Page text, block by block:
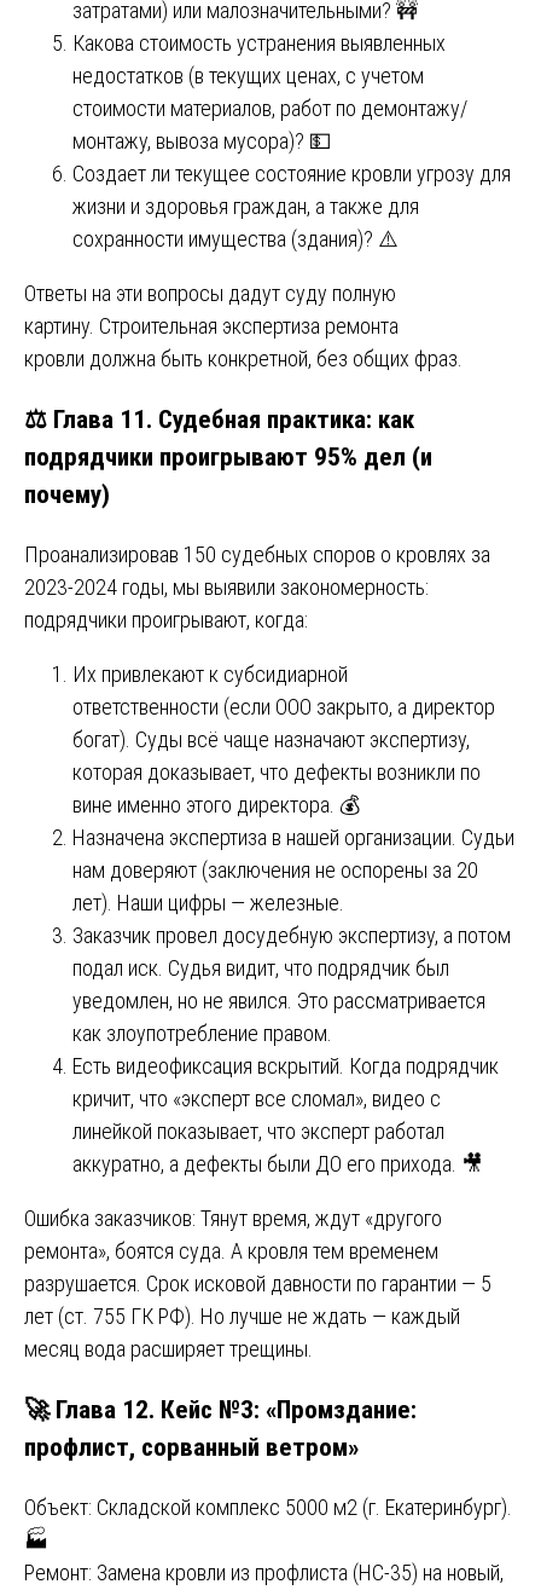
затратами) или малозначительными? 🚧
Какова стоимость устранения выявленных
недостатков (в текущих ценах, с учетом
стоимости материалов, работ по демонтажу/
монтажу, вывоза мусора)? 💵
Создает ли текущее состояние кровли угрозу для
жизни и здоровья граждан, а также для
сохранности имущества (здания)? ⚠️
Ответы на эти вопросы дадут суду полную
картину. Строительная экспертиза ремонта
кровли должна быть конкретной, без общих фраз.
⚖️ Глава 11. Судебная практика: как
подрядчики проигрывают 95% дел (и
почему)
Проанализировав 150 судебных споров о кровлях за
2023-2024 годы, мы выявили закономерность:
подрядчики проигрывают, когда:
Их привлекают к субсидиарной
ответственности (если ООО закрыто, а директор
богат). Суды всё чаще назначают экспертизу,
которая доказывает, что дефекты возникли по
вине именно этого директора. 💰
Назначена экспертиза в нашей организации. Судьи
нам доверяют (заключения не оспорены за 20
лет). Наши цифры — железные.
Заказчик провел досудебную экспертизу, а потом
подал иск. Судья видит, что подрядчик был
уведомлен, но не явился. Это рассматривается
как злоупотребление правом.
Есть видеофиксация вскрытий. Когда подрядчик
кричит, что «эксперт все сломал», видео с
линейкой показывает, что эксперт работал
аккуратно, а дефекты были ДО его прихода. 🎥
Ошибка заказчиков: Тянут время, ждут «другого
ремонта», боятся суда. А кровля тем временем
разрушается. Срок исковой давности по гарантии — 5
лет (ст. 755 ГК РФ). Но лучше не ждать — каждый
месяц вода расширяет трещины.
🚀 Глава 12. Кейс №3: «Промздание:
профлист, сорванный ветром»
Объект: Складской комплекс 5000 м2 (г. Екатеринбург).
🏭
Ремонт: Замена кровли из профлиста (НС-35) на новый,